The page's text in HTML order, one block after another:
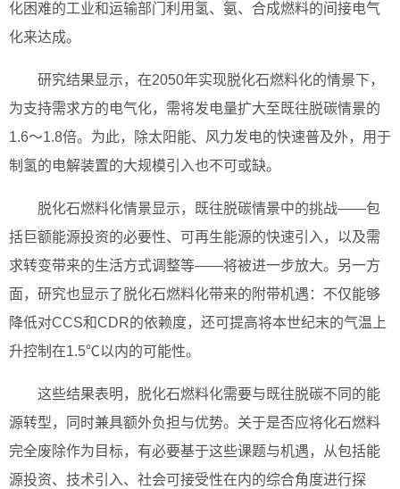
化困难的工业和运输部门利用氢、氨、合成燃料的间接电气
化来达成。
研究结果显示，在2050年实现脱化石燃料化的情景下，
为支持需求方的电气化，需将发电量扩大至既往脱碳情景的
1.6～1.8倍。为此，除太阳能、风力发电的快速普及外，用于
制氢的电解装置的大规模引入也不可或缺。
脱化石燃料化情景显示，既往脱碳情景中的挑战——包
括巨额能源投资的必要性、可再生能源的快速引入，以及需
求转变带来的生活方式调整等——将被进一步放大。另一方
面，研究也显示了脱化石燃料化带来的附带机遇：不仅能够
降低对CCS和CDR的依赖度，还可提高将本世纪末的气温上
升控制在1.5℃以内的可能性。
这些结果表明，脱化石燃料化需要与既往脱碳不同的能
源转型，同时兼具额外负担与优势。关于是否应将化石燃料
完全废除作为目标，有必要基于这些课题与机遇，从包括能
源投资、技术引入、社会可接受性在内的综合角度进行探